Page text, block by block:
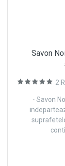
Savon
2
- Savon